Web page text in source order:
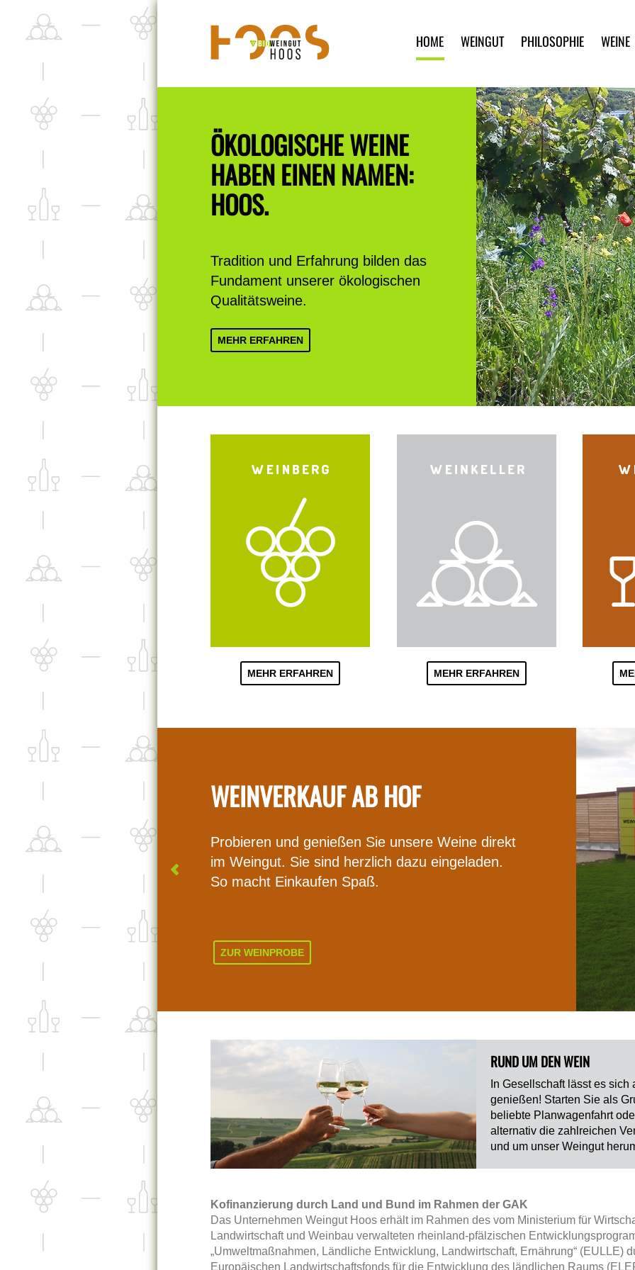
HOME WEINGUT PHILOSOPHIE WEINE
PLANWAGENFAHRT
DURCH DEN WEINBERG.
Gaumenfreuden in idyllischer
Weinlandschaft, die perfekte Mischung
aus Natur- und Weinerlebnis! Unsere
Sulzheimer Lagen freuen sich immer
über neue Gesichter.
MEHR ERFAHREN MEHR ERFAHREN
WEINVERKAUF AB HOF
Probieren und genießen Sie unsere Weine direkt
im Weingut. Sie sind herzlich dazu eingeladen.
So macht Einkaufen Spaß.
ZUR WEINPROBE
RUND UM DEN WEIN
In Gesellschaft lässt es sich
genießen! Starten Sie als
beliebte Planwagenfahrt
alternativ die zahlreichen
und um unser Weingut
Kofinanzierung durch Land und Bund im Rahmen der GAK
Das Unternehmen Weingut Hoos erhält im Rahmen des vom Ministerium für
Landwirtschaft und Weinbau verwalteten rheinland-pfälzischen
„Umweltmaßnahmen, Ländliche Entwicklung, Landwirtschaft, Ernährung“ (EULLE)
Europäischen Landwirtschaftsfonds für die Entwicklung des ländlichen Raums